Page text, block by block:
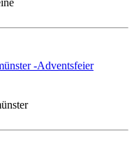
-Adventsfeier